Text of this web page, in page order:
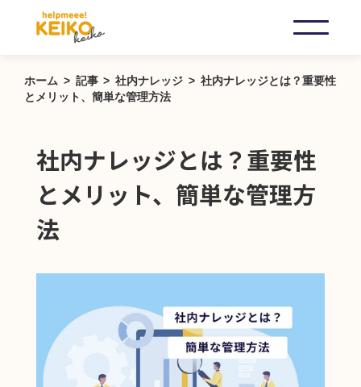
ホーム 記事 社内ナレッジ
社内ナレッジとは？重要性
とメリット、簡単な管理方法
社内ナレッジとは？重要性
とメリット、簡単な管理方
法